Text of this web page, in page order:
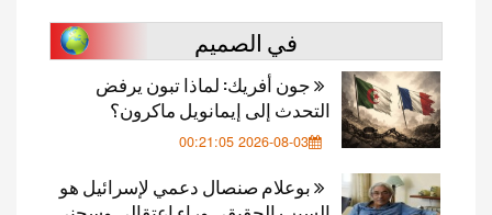
في الصميم
جون أفريك: لماذا تبون يرفض
التحدث إلى إيمانويل ماكرون؟
2026-08-03 00:21:05
بوعلام صنصال دعمي لإسرائيل هو